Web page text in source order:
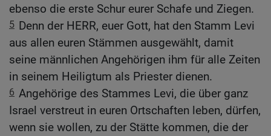
ebenso die erste Schur eurer Schafe und Ziegen.
5 Denn der HERR, euer Gott, hat den Stamm Levi
aus allen euren Stämmen ausgewählt, damit
seine männlichen Angehörigen ihm für alle Zeiten
in seinem Heiligtum als Priester dienen.
6 Angehörige des Stammes Levi, die über ganz
Israel verstreut in euren Ortschaften leben, dürfen,
wenn sie wollen, zu der Stätte kommen, die der